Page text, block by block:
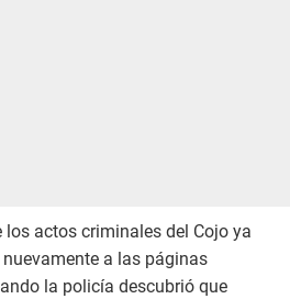
los actos criminales del Cojo ya
a las páginas
la policía descubrió que